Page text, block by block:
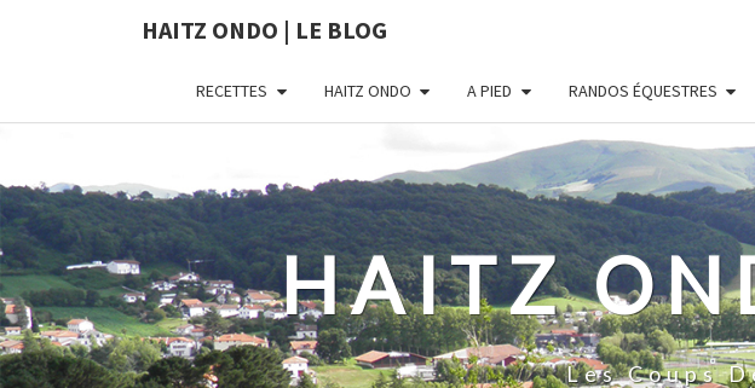
HAITZ ONDO | LE BLOG
RECETTES HAITZ ONDO A PIED RANDOS ÉQUESTRES
HAITZ
Les Coups